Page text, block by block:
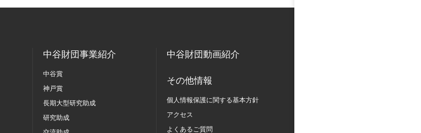
中谷財団事業紹介
中谷賞
神戸賞
長期大型研究助成
研究助成
中谷財団動画紹介
その他情報
個人情報保護に関する基本方針
アクセス
よくあるご質問